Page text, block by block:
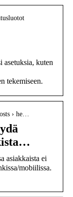
asetuksia, kuten
tekemiseen.
› he…
asiakkaista ei
mobiilissa.